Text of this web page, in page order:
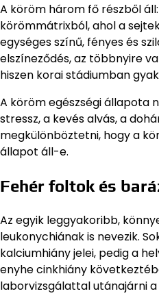
A köröm három fő részből
körömmátrixból, ahol a
egységes színű, fényes és
elszíneződés, az többnyire
hiszen korai stádiumban
A köröm egészségi állapota
stressz, a kevés alvás, a
megkülönböztetni, hogy a
állapot áll-e.
Fehér foltok és
Az egyik leggyakoribb,
leukonychiának is nevezik.
kalciumhiány jelei, pedig a
enyhe cinkhiány
laborvizsgálattal utánajárni